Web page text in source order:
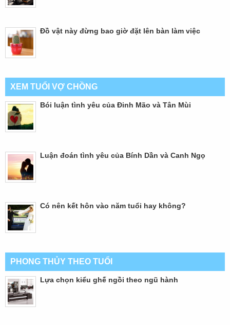
Đồ vật này đừng bao giờ đặt lên bàn làm việc
XEM TUỔI VỢ CHỒNG
Bói luận tình yêu của Đinh Mão và Tân Mùi
Luận đoán tình yêu của Bính Dần và Canh Ngọ
Có nên kết hôn vào năm tuổi hay không?
PHONG THỦY THEO TUỔI
Lựa chọn kiểu ghế ngồi theo ngũ hành